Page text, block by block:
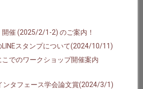
開催 (2025/2/1-2) のご案内！
LINEスタンプについて(2024/10/11)
でのワークショップ開催案内
ンタフェース学会論文賞(2024/3/1)